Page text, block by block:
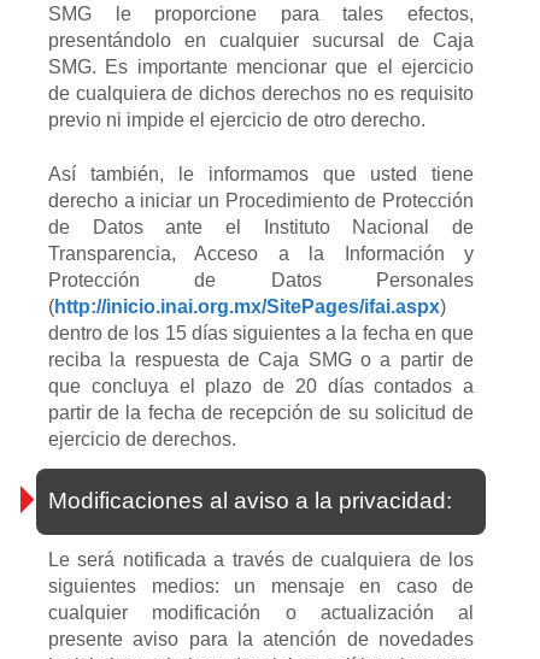
SMG le proporcione para tales efectos,
presentándolo en cualquier sucursal de Caja
SMG. Es importante mencionar que el ejercicio
de cualquiera de dichos derechos no es requisito
previo ni impide el ejercicio de otro derecho.
Así también, le informamos que usted tiene
derecho a iniciar un Procedimiento de Protección
de Datos ante el Instituto Nacional de
Transparencia, Acceso a la Información y
Protección de Datos Personales
(http://inicio.inai.org.mx/SitePages/ifai.aspx)
dentro de los 15 días siguientes a la fecha en que
reciba la respuesta de Caja SMG o a partir de
que concluya el plazo de 20 días contados a
partir de la fecha de recepción de su solicitud de
ejercicio de derechos.
Modificaciones al aviso a la privacidad:
Le será notificada a través de cualquiera de los
siguientes medios: un mensaje en caso de
cualquier modificación o actualización al
presente aviso para la atención de novedades